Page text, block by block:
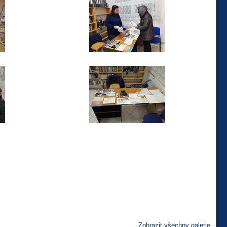
Zobrazit všechny galerie